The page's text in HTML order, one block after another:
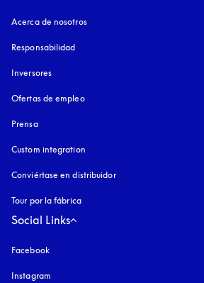
Acerca de nosotros
Responsabilidad
Inversores
Ofertas de empleo
Prensa
Custom integration
Conviértase en distribuidor
Tour por la fábrica
Social Links
Facebook
Instagram